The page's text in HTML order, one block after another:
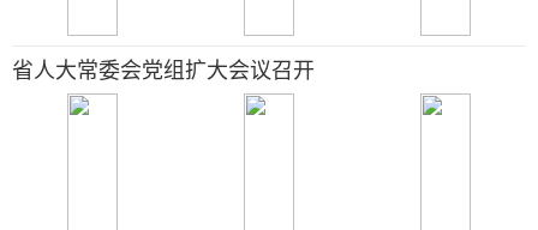
省人大常委会党组扩大会议召开